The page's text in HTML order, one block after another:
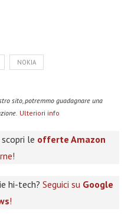
NOKIA
sito, potremmo guadagnare una
Ulteriori info
le offerte Amazon
hi-tech? Seguici su Google
!